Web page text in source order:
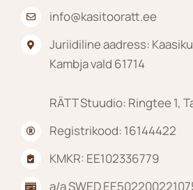
info@kasitooratt.ee
Juriidiline aadress:
Kambja vald 61714
RÄTT Stuudio: Ringtee 1,
Registrikood: 16144422
KMKR: EE102336779
a/a SWED